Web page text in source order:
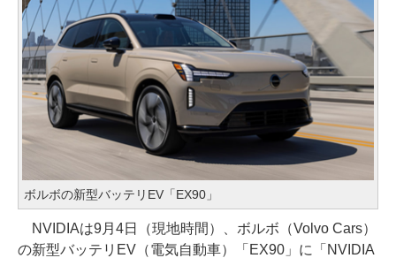
ボルボの新型バッテリEV「EX90」
NVIDIAは9月4日（現地時間）、ボルボ（Volvo Cars）
の新型バッテリEV（電気自動車）「EX90」に「NVIDIA